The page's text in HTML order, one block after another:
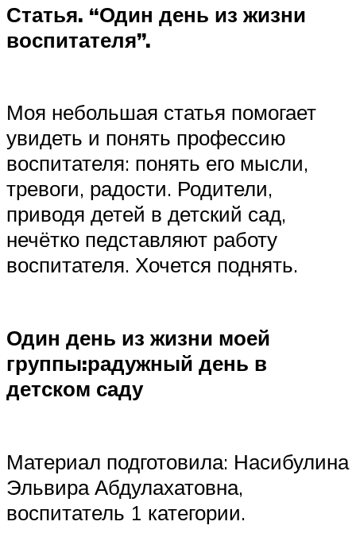
Статья. “Один день из жизни
воспитателя”.
Моя небольшая статья помогает
увидеть и понять профессию
воспитателя: понять его мысли,
тревоги, радости. Родители,
приводя детей в детский сад,
нечётко педставляют работу
воспитателя. Хочется поднять.
Один день из жизни моей
группы:радужный день в
детском саду
Материал подготовила: Насибулина
Эльвира Абдулахатовна,
воспитатель 1 категории.